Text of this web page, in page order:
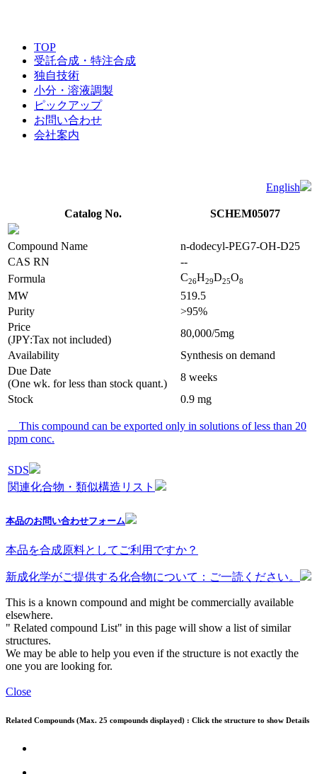
TOP
受託合成・特注合成
独自技術
小分・溶液調製
ピックアップ
お問い合わせ
会社案内
English
Catalog No. SCHEM05077
Compound Name
n-dodecyl-PEG7-OH-D25
CAS RN
--
Formula
C26H29D25O8
MW
519.5
Purity
>95%
Price
(JPY:Tax not included)
80,000/5mg
Availability
Synthesis on demand
Due Date
(One wk. for less than stock quant.)
8 weeks
Stock
0.9 mg
This compound can be exported only in solutions of less than 20
ppm conc.
SDS
関連化合物・類似構造リスト
本品のお問い合わせフォーム
本品を合成原料としてご利用ですか？
新成化学がご提供する化合物について：ご一読ください。
This is a known compound and might be commercially available
elsewhere.
" Related compound List" in this page will show a list of similar
structures.
We may be able to help you even if the structure is not exactly the
one you are looking for.
Close
Related Compounds (Max. 25 compounds displayed) : Click the structure to show Details